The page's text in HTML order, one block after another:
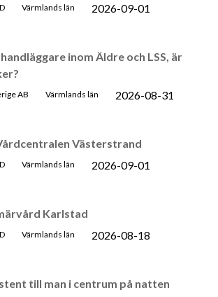
Värmlands län 2026-09-01
inom Äldre och LSS, är
AB Värmlands län 2026-08-31
Västerstrand
Värmlands län 2026-09-01
Karlstad
Värmlands län 2026-08-18
till man i centrum på natten